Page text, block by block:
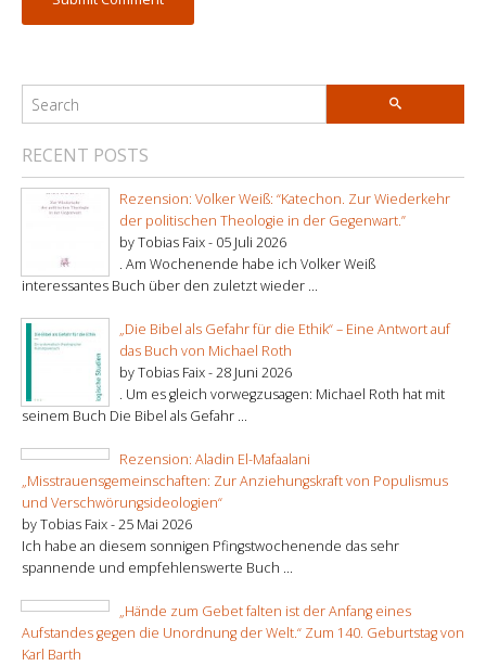
RECENT POSTS
Rezension: Volker Weiß: “Katechon. Zur Wiederkehr
der politischen Theologie in der Gegenwart.”
by Tobias Faix - 05 Juli 2026
. Am Wochenende habe ich Volker Weiß
interessantes Buch über den zuletzt wieder ...
„Die Bibel als Gefahr für die Ethik“ – Eine Antwort auf
das Buch von Michael Roth
by Tobias Faix -28 Juni 2026
. Um es gleich vorwegzusagen: Michael Roth hat mit
seinem Buch Die Bibel als Gefahr ...
Rezension: Aladin El-Mafaalani
„Misstrauensgemeinschaften: Zur Anziehungskraft von Populismus
und Verschwörungsideologien“
by Tobias Faix -25 Mai 2026
Ich habe an diesem sonnigen Pfingstwochenende das sehr
spannende und empfehlenswerte Buch ...
„Hände zum Gebet falten ist der Anfang eines
Aufstandes gegen die Unordnung der Welt.“ Zum 140. Geburtstag von
Karl Barth